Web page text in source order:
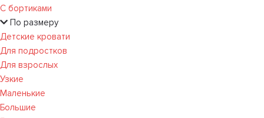
С бортиками
По размеру
Детские кровати
Для подростков
Для взрослых
Узкие
Маленькие
Большие